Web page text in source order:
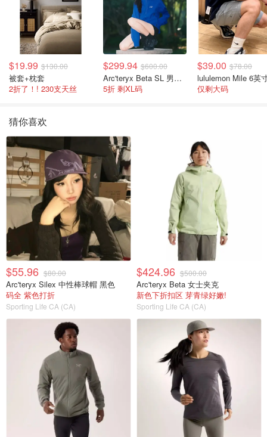
$19.99 $130.00
被套+枕套
2折了！! 230支天丝
$299.94 $600.00
Arc'teryx Beta SL 男士夹克 黑色
5折 剩XL码
$39.00 $78.00
仅剩大码
猜你喜欢
$55.96 $80.00
Arc'teryx Silex 中性棒球帽 黑色
码全 紫色打折
Sporting Life CA (CA)
$424.96 $500.00
Arc'teryx Beta 女士夹克
新色下折扣区 芽青绿好嫩!
Sporting Life CA (CA)